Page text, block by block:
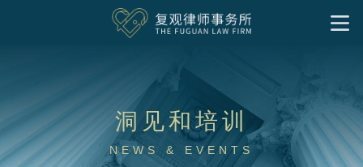
基金会
企业公益慈善
社会组织
境外非政府组织
慈善家
社会企业与影响力投资
洞见和培训
洞见
实务文章
往期培训
专项公益领域
洞见和培训
NEWS & EVENTS